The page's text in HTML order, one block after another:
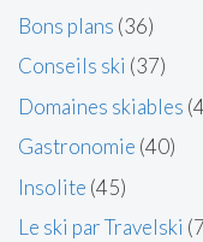
Bons plans (36)
Conseils ski (37)
Domaines skiables
Gastronomie (40)
Insolite (45)
Le ski par Travelski